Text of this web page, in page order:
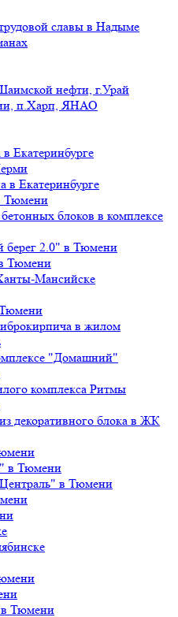
славы в Надыме
нефти, г.Урай
п.Харп, ЯНАО
Екатеринбурге
Екатеринбурге
Тюмени
блоков в комплексе
берег 2.0" в Тюмени
Тюмени
Мансийске
в жилом
"Домашний"
комплекса Ритмы
декоративного блока в ЖК
в Тюмени
в Тюмени
в Тюмени